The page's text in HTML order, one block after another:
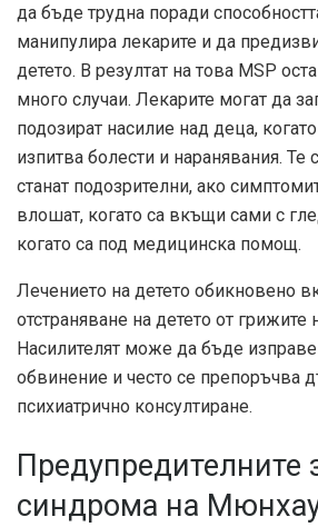
да бъде трудна поради
манипулира лекарите и да
детето. В резултат на това MSP
много случаи. Лекарите могат да
подозират насилие над деца,
изпитва болести и наранявания. Те
станат подозрителни, ако
влошат, когато са вкъщи сами с
когато са под медицинска помощ.
Лечението на детето обикновено
отстраняване на детето от грижите
Насилителят може да бъде
обвинение и често се препоръчва
психиатрично консултиране.
Предупредителните
синдрома на